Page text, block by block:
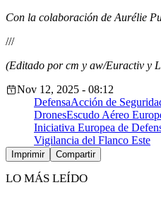
Con la colaboración de Aurélie
///
(Editado por cm y aw/Euractiv y
Nov 12, 2025 - 08:12
DefensaAcción de
DronesEscudo Aéreo
Iniciativa Europea de
Vigilancia del Flanco Este
Imprimir Compartir
LO MÁS LEÍDO